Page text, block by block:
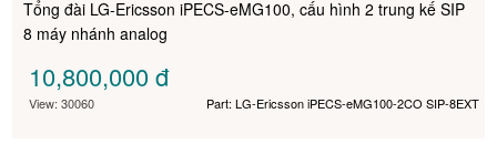
Tổng đài LG-Ericsson iPECS-eMG100, cấu hình 2 trung kế SIP
8 máy nhánh analog
10,800,000đ
View: 30060 Part: LG-Ericsson iPECS-eMG100-2CO SIP-8EXT